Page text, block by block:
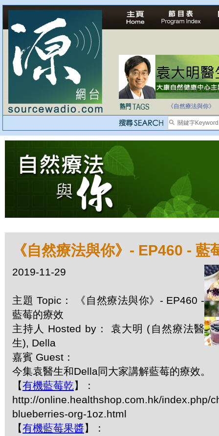
法治社會並不等同
《自然療法與你》
《自然療法與你》- EP460 - 藍
2019-11-29
主題 Topic： 《自然療法與你》- EP460 -
藍莓的療效
主持人 Hosted by： 袁大明 (自然療法醫
生), Della
嘉賓 Guest：
今集袁醫生和Della同大家講解藍莓的療效。
【有機藍莓乾】：
http://online.healthshop.com.hk/index.php/
blueberries-org-1oz.html
【有機藍莓果醬】：